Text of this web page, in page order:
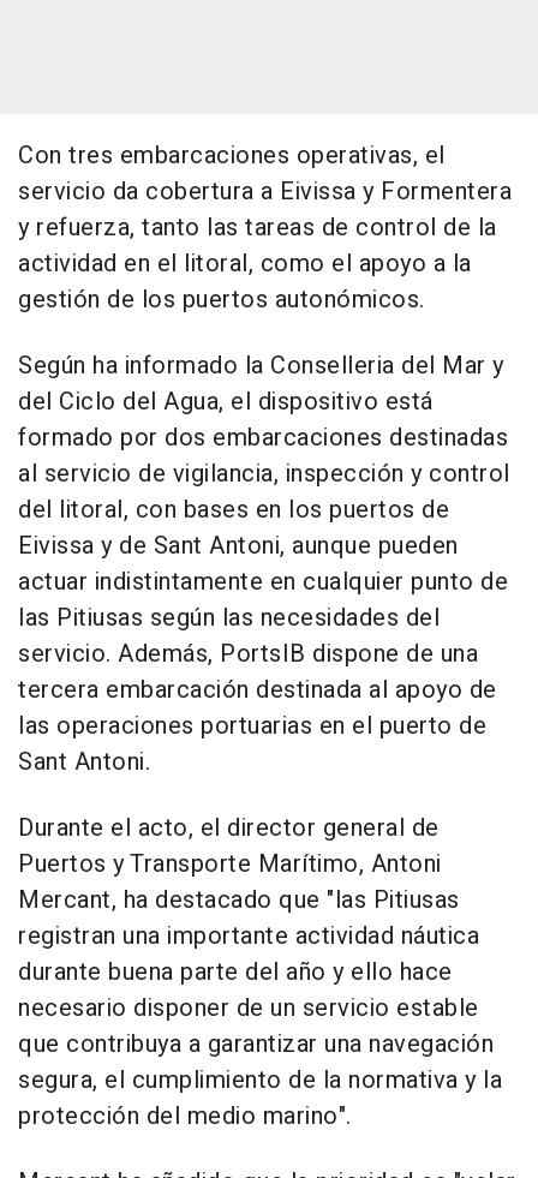
Con tres embarcaciones operativas, el
servicio da cobertura a Eivissa y Formentera
y refuerza, tanto las tareas de control de la
actividad en el litoral, como el apoyo a la
gestión de los puertos autonómicos.
Según ha informado la Conselleria del Mar y
del Ciclo del Agua, el dispositivo está
formado por dos embarcaciones destinadas
al servicio de vigilancia, inspección y control
del litoral, con bases en los puertos de
Eivissa y de Sant Antoni, aunque pueden
actuar indistintamente en cualquier punto de
las Pitiusas según las necesidades del
servicio. Además, PortsIB dispone de una
tercera embarcación destinada al apoyo de
las operaciones portuarias en el puerto de
Sant Antoni.
Durante el acto, el director general de
Puertos y Transporte Marítimo, Antoni
Mercant, ha destacado que "las Pitiusas
registran una importante actividad náutica
durante buena parte del año y ello hace
necesario disponer de un servicio estable
que contribuya a garantizar una navegación
segura, el cumplimiento de la normativa y la
protección del medio marino".